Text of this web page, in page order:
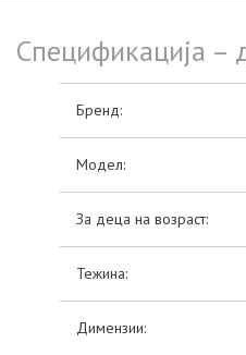
Спецификација –
Бренд:
Модел:
За деца на возраст:
Тежина:
Димензии: